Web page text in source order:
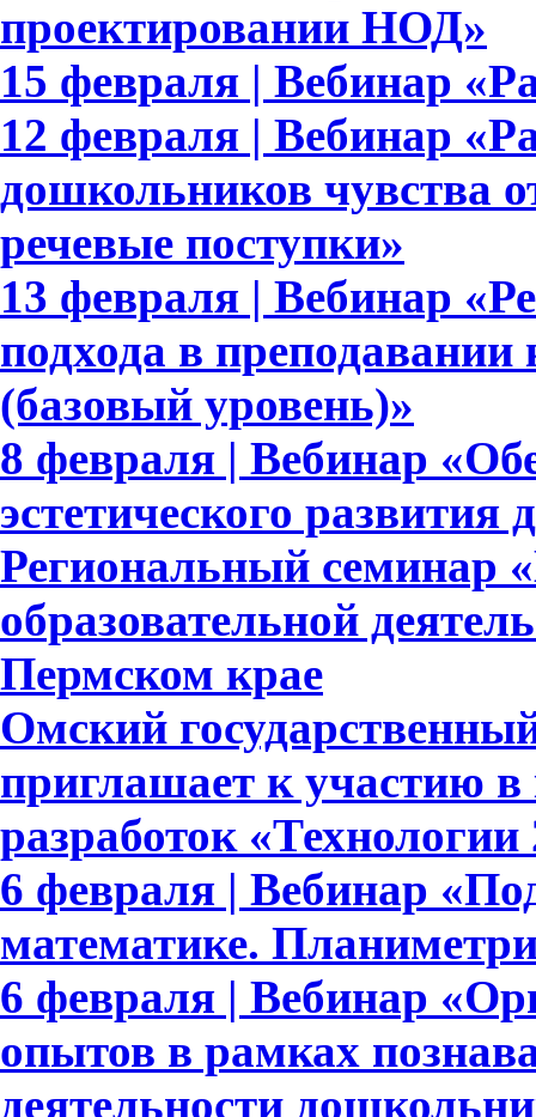
проектировании НОД»
15 февраля | Вебинар
12 февраля | Вебинар
дошкольников чувства
речевые поступки»
13 февраля | Вебинар
подхода в преподавании
(базовый уровень)»
8 февраля | Вебинар
эстетического развития
Региональный семинар
образовательной
Пермском крае
Омский
приглашает к участию в
разработок
6 февраля | Вебинар
математике.
6 февраля | Вебинар
опытов в рамках
деятельности